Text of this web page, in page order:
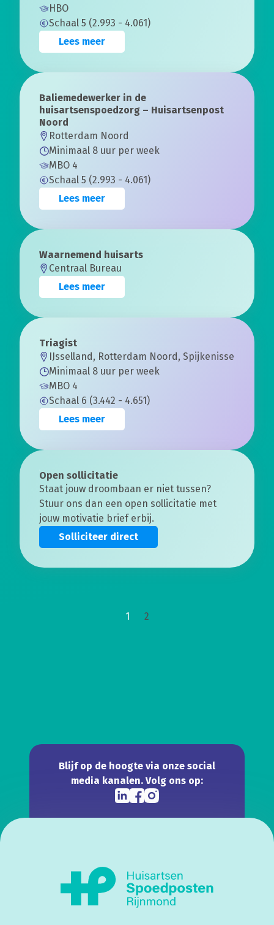
HBO
Schaal 5 (2.993 - 4.061)
Lees meer
Baliemedewerker in de
huisartsenspoedzorg – Huisartsenpost
Noord
Rotterdam Noord
Minimaal 8 uur per week
MBO 4
Schaal 5 (2.993 - 4.061)
Lees meer
Waarnemend huisarts
Centraal Bureau
Lees meer
Triagist
IJsselland, Rotterdam Noord, Spijkenisse
Minimaal 8 uur per week
MBO 4
Schaal 6 (3.442 - 4.651)
Lees meer
Open sollicitatie
Staat jouw droombaan er niet tussen?
Stuur ons dan een open sollicitatie met
jouw motivatie brief erbij.
Solliciteer direct
1 2
Blijf op de hoogte via onze social
media kanalen. Volg ons op: